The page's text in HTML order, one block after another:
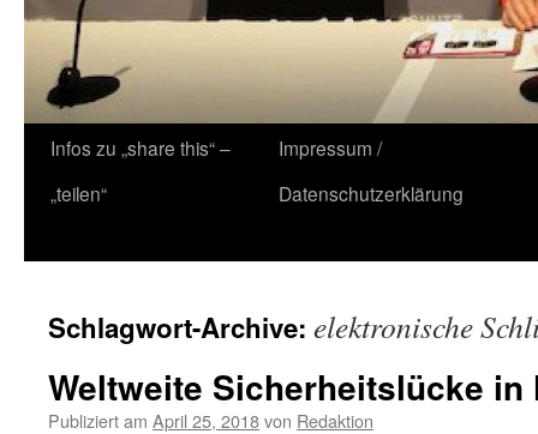
Zum
Inhalt
Infos zu „share this“ –
„teilen“
Impressum /
Datenschutzerklärung
Schlagwort-Archive: elektronische
Weltweite Sicherheitslücke in
Publiziert am April 25, 2018von Redaktion